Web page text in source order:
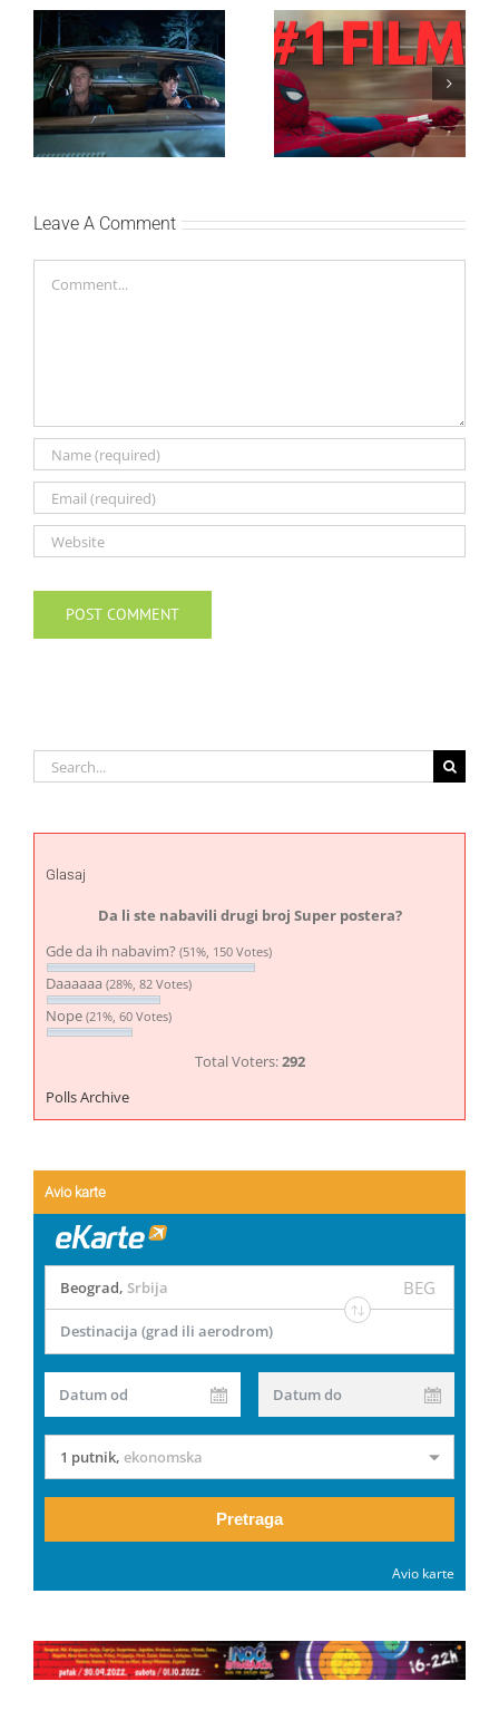
SF NIGHT: POSLEDNJI
DANI ULICE
HRASTOVA u Concept
Cinema i CineStar
bioskopima 12. avgusta
Najuspešnije otvaranje
studijskog filma u Srbiji:
Spajdermen: Novi dan
oborio rekord već prvog
vikenda
Leave A Comment
Search
for:
Glasaj
Da li ste nabavili drugi broj Super postera?
Gde da ih nabavim? (51%, 150 Votes)
Daaaaaa (28%, 82 Votes)
Nope (21%, 60 Votes)
Total Voters:292
Polls Archive
Avio karte
Beograd, Srbija BEG
Destinacija (grad ili aerodrom)
Datum od Datum do
1 putnik, ekonomska
Pretraga
Avio karte